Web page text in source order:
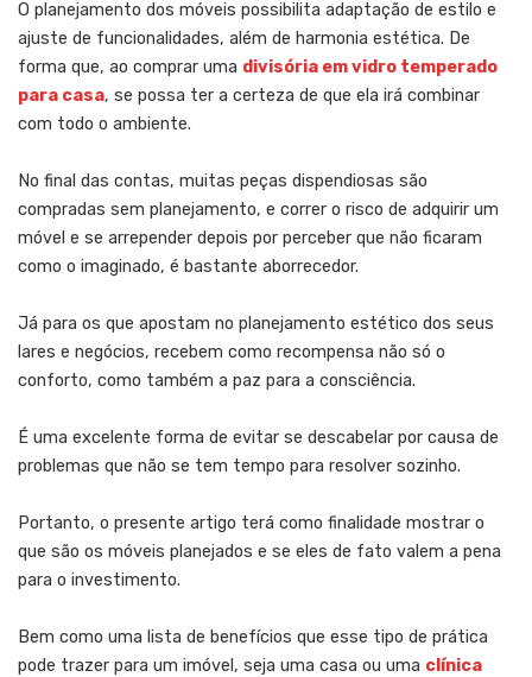
O planejamento dos móveis possibilita adaptação de estilo e
ajuste de funcionalidades, além de harmonia estética. De
forma que, ao comprar uma divisória em vidro temperado
para casa, se possa ter a certeza de que ela irá combinar
com todo o ambiente.
No final das contas, muitas peças dispendiosas são
compradas sem planejamento, e correr o risco de adquirir um
móvel e se arrepender depois por perceber que não ficaram
como o imaginado, é bastante aborrecedor.
Já para os que apostam no planejamento estético dos seus
lares e negócios, recebem como recompensa não só o
conforto, como também a paz para a consciência.
É uma excelente forma de evitar se descabelar por causa de
problemas que não se tem tempo para resolver sozinho.
Portanto, o presente artigo terá como finalidade mostrar o
que são os móveis planejados e se eles de fato valem a pena
para o investimento.
Bem como uma lista de benefícios que esse tipo de prática
pode trazer para um imóvel, seja uma casa ou uma clínica